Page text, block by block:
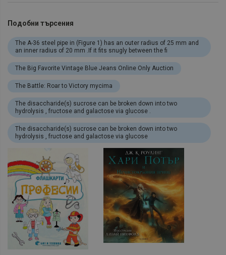
Подобни търсения
The A-36 steel pipe in (Figure 1) has an outer radius of 25 mm and
an inner radius of 20 mm .If it fits snugly between the fi
The Big Favorite Vintage Blue Jeans Online Only Auction
The Battle: Roar to Victory mycima
The disaccharide(s) sucrose can be broken down into two
hydrolysis , fructose and galactose via glucose .
The disaccharide(s) sucrose can be broken down into two
hydrolysis , fructose and galactose via glucose